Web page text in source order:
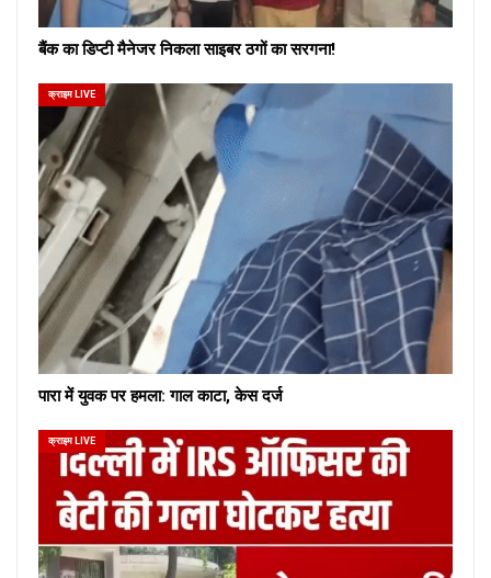
बैंक का डिप्टी मैनेजर निकला साइबर ठगों का सरगना!
क्राइम LIVE
पारा में युवक पर हमला: गाल काटा, केस दर्ज
क्राइम LIVE